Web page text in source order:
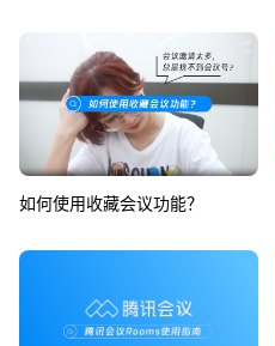
如何使用收藏会议功能？